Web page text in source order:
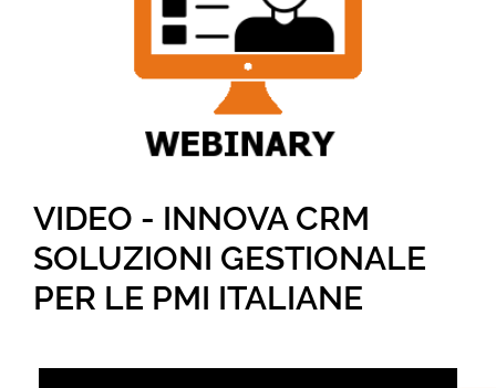
VIDEO - INNOVA CRM
SOLUZIONI GESTIONALE
PER LE PMI ITALIANE